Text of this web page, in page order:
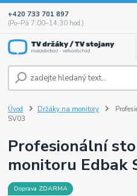
+420 733 701 897
(Po–Pá 7:00–14:30 hod.)
Úvod Držáky na monitory
SV03
Profesionální
monitoru Edbak
Doprava ZDARMA